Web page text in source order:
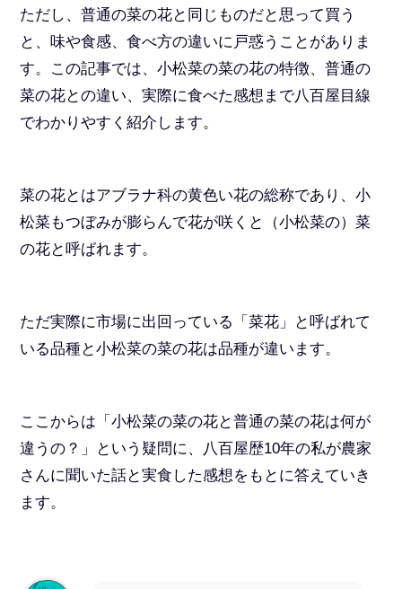
ただし、普通の菜の花と同じものだと思って買う
と、味や食感、食べ方の違いに戸惑うことがありま
す。この記事では、小松菜の菜の花の特徴、普通の
菜の花との違い、実際に食べた感想まで八百屋目線
でわかりやすく紹介します。
菜の花とはアブラナ科の黄色い花の総称であり、小
松菜もつぼみが膨らんで花が咲くと（小松菜の）菜
の花と呼ばれます。
ただ実際に市場に出回っている「菜花」と呼ばれて
いる品種と小松菜の菜の花は品種が違います。
ここからは「小松菜の菜の花と普通の菜の花は何が
違うの？」という疑問に、八百屋歴10年の私が農家
さんに聞いた話と実食した感想をもとに答えていき
ます。